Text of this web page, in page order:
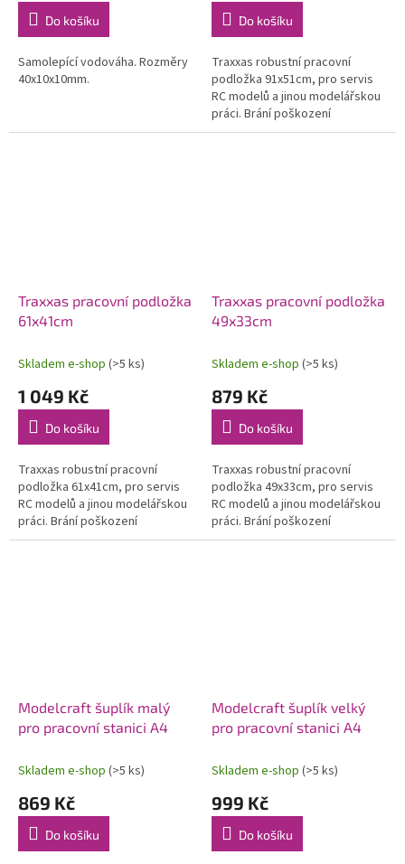
Do košíku
Samolepící vodováha. Rozměry
40x10x10mm.
Do košíku
Traxxas robustní pracovní
podložka 91x51cm, pro servis
RC modelů a jinou modelářskou
práci. Brání poškození
pracovního stolu, odolná vůči
Traxxas pracovní podložka
61x41cm
Skladem e-shop (>5 ks)
1 049 Kč
Do košíku
Traxxas robustní pracovní
podložka 61x41cm, pro servis
RC modelů a jinou modelářskou
práci. Brání poškození
pracovního stolu, odolná vůči
Traxxas pracovní podložka
49x33cm
Skladem e-shop (>5 ks)
879 Kč
Do košíku
Traxxas robustní pracovní
podložka 49x33cm, pro servis
RC modelů a jinou modelářskou
práci. Brání poškození
pracovního stolu, odolná vůči
Modelcraft šuplík malý
pro pracovní stanici A4
Skladem e-shop (>5 ks)
869 Kč
Do košíku
Modelcraft šuplík velký
pro pracovní stanici A4
Skladem e-shop (>5 ks)
999 Kč
Do košíku